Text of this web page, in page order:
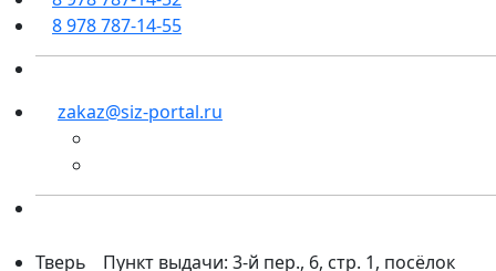
8 978 787-14-55
zakaz@siz-portal.ru
Тверь
Пункт выдачи: 3-й пер., 6, стр. 1, посёлок